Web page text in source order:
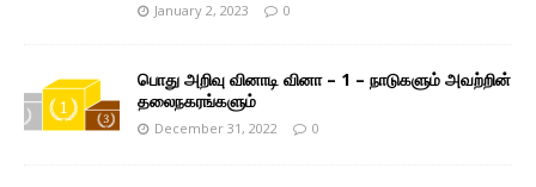
January 2, 2023 0
பொது அறிவு வினாடி வினா – 1 – நாடுகளும் அவற்றின்
தலைநகரங்களும்
December 31, 2022 0